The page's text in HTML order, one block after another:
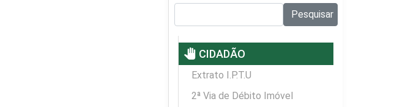
Pesquisar
pan_tool CIDADÃO
Extrato I.P.T.U
2ª Via de Débito Imóvel